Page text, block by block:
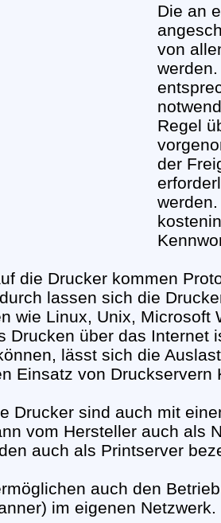
Die an
von
Regel
der
die Drucker kommen
lassen sich die
wie Linux, Unix, Microsoft
Drucken über das Internet
lässt sich die
Einsatz von Druckservern
Drucker sind auch mit
vom Hersteller auch als
auch als Printserver
auch den
im eigenen Netzwerk.